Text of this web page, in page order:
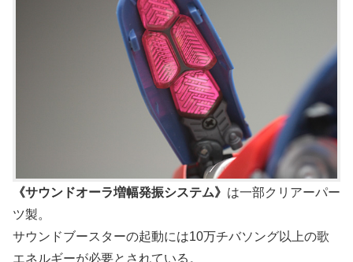
《サウンドオーラ増幅発振システム》 は一部クリアーパー
ツ製。
サウンドブースターの起動には10万チバソング以上の歌
エネルギーが必要とされている。